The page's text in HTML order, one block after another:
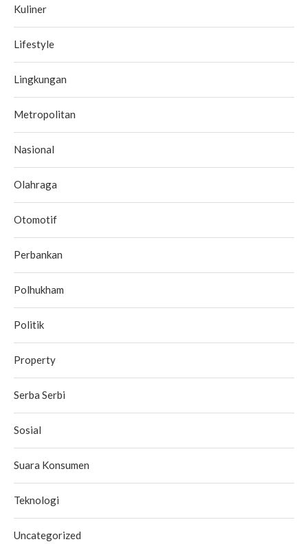
Kuliner
Lifestyle
Lingkungan
Metropolitan
Nasional
Olahraga
Otomotif
Perbankan
Polhukham
Politik
Property
Serba Serbi
Sosial
Suara Konsumen
Teknologi
Uncategorized